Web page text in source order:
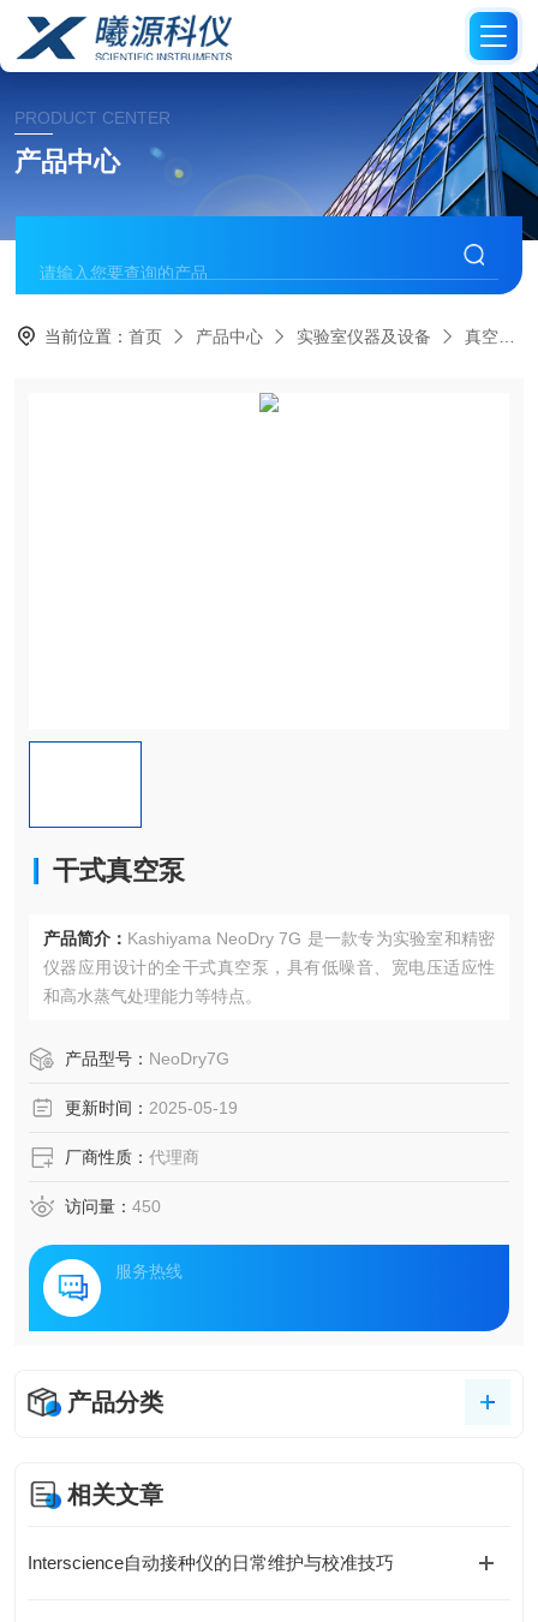
PRODUCT CENTER
产品中心
当前位置：首页 产品中心 实验室仪器及设备 真空泵
干式真空泵
产品简介： Kashiyama NeoDry 7G 是一款专为实验室和精密
仪器应用设计的全干式真空泵，具有低噪音、宽电压适应性
和高水蒸气处理能力等特点。
产品型号： NeoDry7G
更新时间： 2025-05-19
厂商性质： 代理商
访问量： 450
服务热线
产品分类
相关文章
Interscience自动接种仪的日常维护与校准技巧